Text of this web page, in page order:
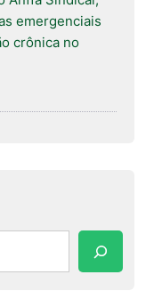
emergenciais
crônica no